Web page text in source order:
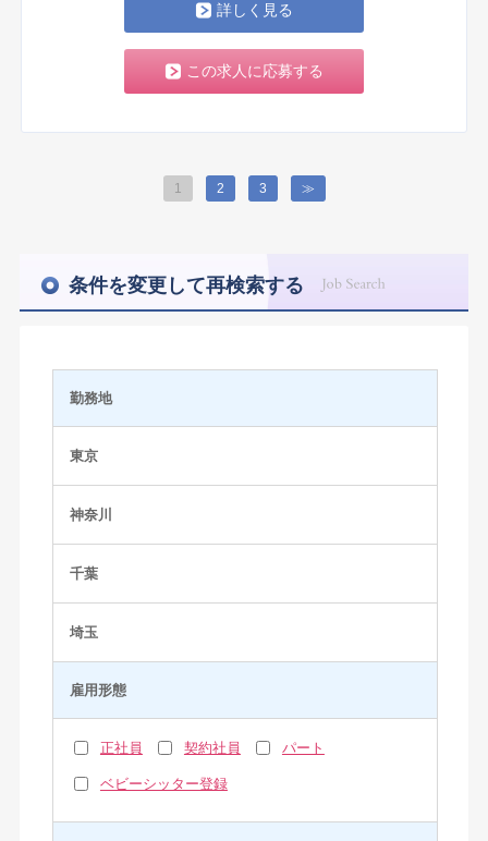
詳しく見る
この求人に応募する
1 2 3 ≫
条件を変更して再検索する
勤務地
東京
神奈川
千葉
埼玉
雇用形態
正社員 契約社員 パート
ベビーシッター登録